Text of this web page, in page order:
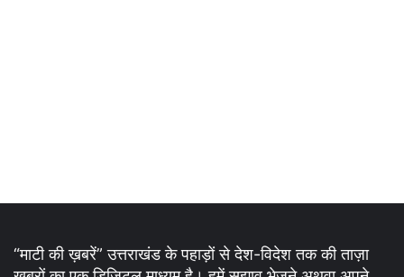
“माटी की ख़बरें” उत्तराखंड के पहाड़ों से देश-विदेश तक की ताज़ा